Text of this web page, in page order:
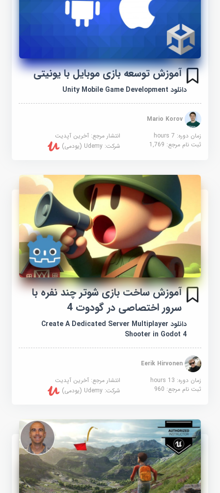
آموزش توسعه بازی موبایل با یونیتی
دانلود Unity Mobile Game Development
Mario Korov
زمان دوره: 7 hours
انتشار مرجع:آخرین آپدیت
ثبت نام مرجع:1,769 شرکت:Udemy (یودمی)
آموزش ساخت بازی شوتر چند نفره با
سرور اختصاصی در گودوت 4
دانلود Create A Dedicated Server Multiplayer
Shooter in Godot 4
Eerik Hirvonen
زمان دوره: 13 hours
انتشار مرجع:آخرین آپدیت
ثبت نام مرجع:960 شرکت:Udemy (یودمی)